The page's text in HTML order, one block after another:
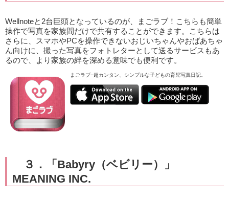
Wellnoteと2台巨頭となっているのが、まごラブ！こちらも簡単
操作で写真を家族間だけで共有することができます。こちらは
さらに、スマホやPCを操作できないおじいちゃんやおばあちゃ
ん向けに、撮った写真をフォトレターとして送るサービスもあ
るので、より家族の絆を深める意味でも便利です。
まごラブ−超カンタン、シンプルな子どもの育児写真日記。
３．「Babyry（ベビリー）」
MEANING INC.